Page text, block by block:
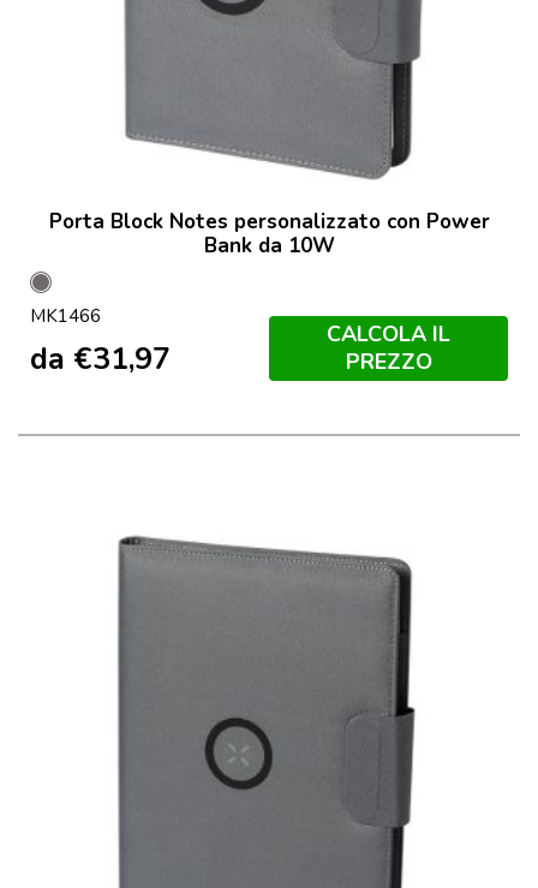
Porta Block Notes personalizzato con Power
Bank da 10W
Grey
MK1466
da €31,97
CALCOLA IL
PREZZO